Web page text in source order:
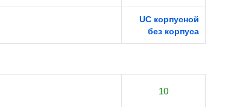
UC корпусной
без корпуса
10